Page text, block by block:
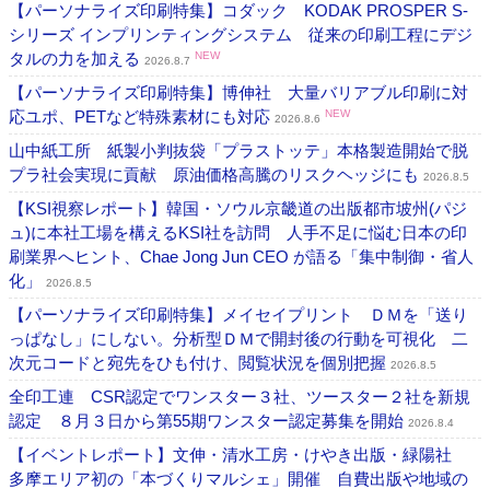
【パーソナライズ印刷特集】コダック KODAK PROSPER S-
シリーズ インプリンティングシステム 従来の印刷工程にデジ
タルの力を加える 2026.8.7 NEW
【パーソナライズ印刷特集】博伸社 大量バリアブル印刷に対
応ユポ、PETなど特殊素材にも対応 2026.8.6 NEW
山中紙工所 紙製小判抜袋「プラストッテ」本格製造開始で脱
プラ社会実現に貢献 原油価格高騰のリスクヘッジにも 2026.8.5
【KSI視察レポート】韓国・ソウル京畿道の出版都市坡州(パジ
ュ)に本社工場を構えるKSI社を訪問 人手不足に悩む日本の印
刷業界へヒント、Chae Jong Jun CEO が語る「集中制御・省人
化」
2026.8.5
【パーソナライズ印刷特集】メイセイプリント ＤＭを「送り
っぱなし」にしない。分析型ＤＭで開封後の行動を可視化 二
次元コードと宛先をひも付け、閲覧状況を個別把握 2026.8.5
全印工連 CSR認定でワンスター３社、ツースター２社を新規
認定 ８月３日から第55期ワンスター認定募集を開始 2026.8.4
【イベントレポート】文伸・清水工房・けやき出版・緑陽社
多摩エリア初の「本づくりマルシェ」開催 自費出版や地域の